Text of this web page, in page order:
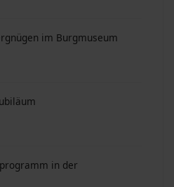
im Burgmuseum
in der